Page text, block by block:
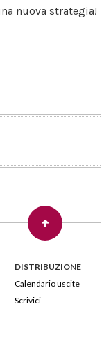
nuova strategia!
DISTRIBUZIONE
Calendario uscite
Scrivici